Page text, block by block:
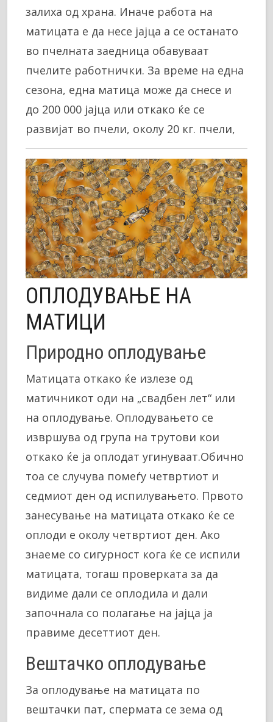
залиха од храна. Иначе работа на
матицата е да несе јајца а се останато
во пчелната заедница обавуваат
пчелите работнички. За време на една
сезона, една матица може да снесе и
до 200 000 јајца или откако ќе се
развијат во пчели, околу 20 кг. пчели,
ОПЛОДУВАЊЕ НА
МАТИЦИ
Природно оплодување
Матицата откако ќе излезе од
матичникот оди на „свадбен лет“ или
на оплодување. Оплодувањето се
извршува од група на трутови кои
откако ќе ја оплодат угинуваат.Обично
тоа се случува помеѓу четвртиот и
седмиот ден од испилувањето. Првото
занесување на матицата откако ќе се
оплоди е околу четвртиот ден. Ако
знаеме со сигурност кога ќе се испили
матицата, тогаш проверката за да
видиме дали се оплодила и дали
започнала со полагање на јајца ја
правиме десеттиот ден.
Вештачко оплодување
За оплодување на матицата по
вештачки пат, спермата се зема од